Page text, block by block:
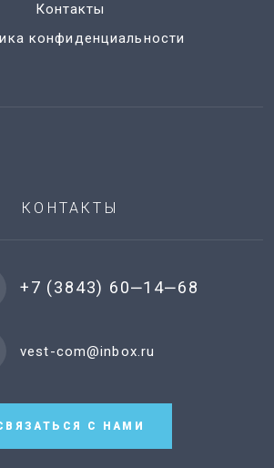
Контакты
конфиденциальности
КОНТАКТЫ
+7 (3843) 60‒14‒68
vest-com@inbox.ru
С НАМИ